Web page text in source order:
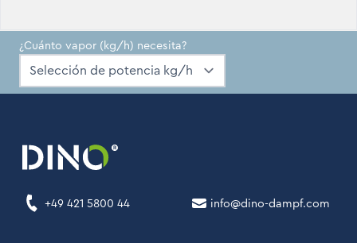
¿Cuánto vapor (kg/h) necesita?
+49 421 5800 44 info@dino-dampf.com